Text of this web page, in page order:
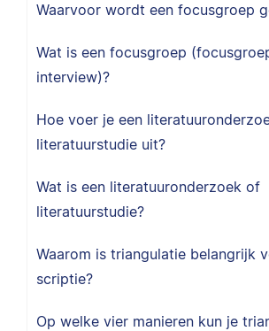
Waarvoor wordt een focusgroep
Wat is een focusgroep
interview)?
Hoe voer je een
literatuurstudie uit?
Wat is een literatuuronderzoek of
literatuurstudie?
Waarom is triangulatie belangrijk
scriptie?
Op welke vier manieren kun je